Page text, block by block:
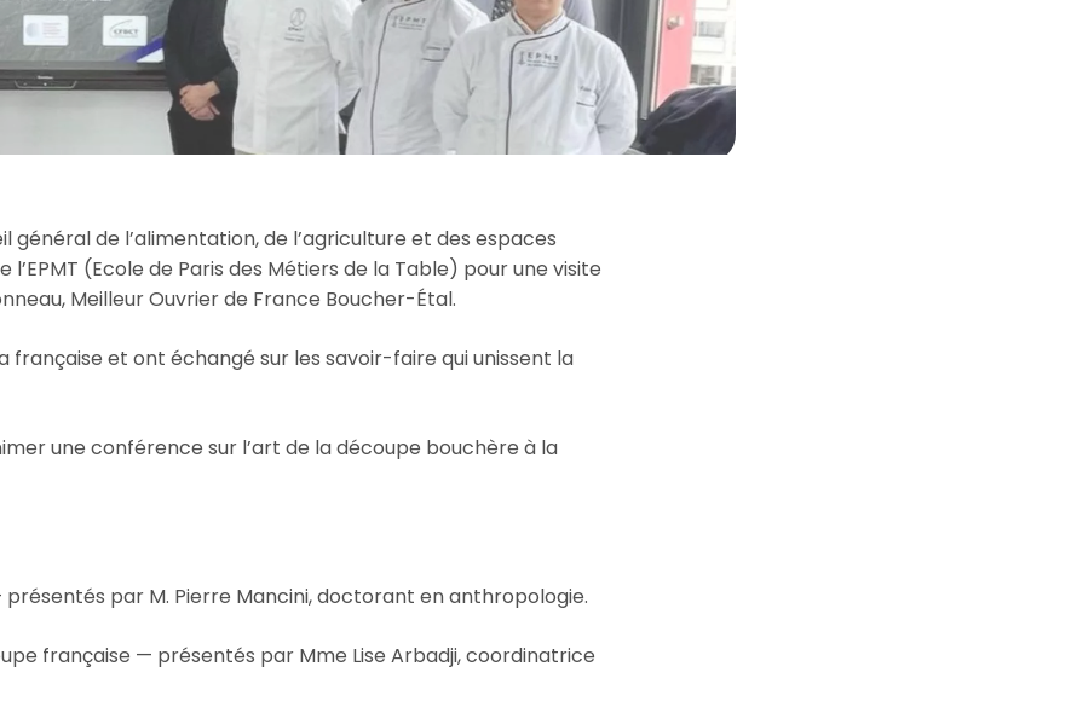
général de l’alimentation, de l’agriculture et des espaces
l’EPMT (Ecole de Paris des Métiers de la Table) pour une visite
Meilleur Ouvrier de France Boucher-Étal.
et ont échangé sur les savoir-faire qui unissent la
une conférence sur l’art de la découpe bouchère à la
par M. Pierre Mancini, doctorant en anthropologie.
française — présentés par Mme Lise Arbadji, coordinatrice